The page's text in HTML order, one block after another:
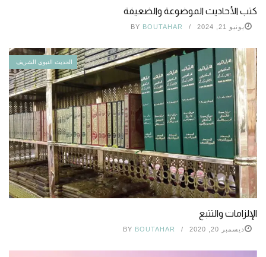
كتب الأحاديث الموضوعة والضعيفة
يونيو 21, 2024 BY BOUTAHAR
الحديث النبوي الشريف
الإلزامات والتتبع
ديسمبر 20, 2020 BY BOUTAHAR